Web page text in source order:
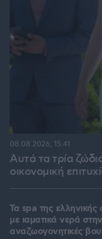
Αυτά τα τρία
οικονομική
08.08.2026, 15:41
Τα spa της
με ιαματικά νερά
αναζωογονητικές